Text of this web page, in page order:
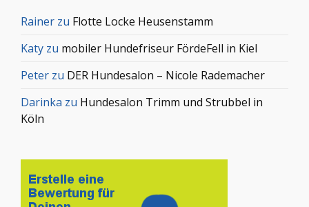
Rainer zu Flotte Locke Heusenstamm
Katy zu mobiler Hundefriseur FördeFell in Kiel
Peter zu DER Hundesalon – Nicole Rademacher
Darinka zu Hundesalon Trimm und Strubbel in
Köln